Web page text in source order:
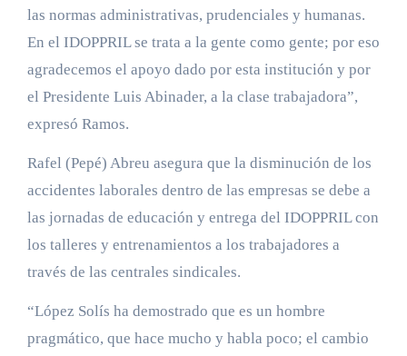
las normas administrativas, prudenciales y humanas.
En el IDOPPRIL se trata a la gente como gente; por eso
agradecemos el apoyo dado por esta institución y por
el Presidente Luis Abinader, a la clase trabajadora”,
expresó Ramos.
Rafel (Pepé) Abreu asegura que la disminución de los
accidentes laborales dentro de las empresas se debe a
las jornadas de educación y entrega del IDOPPRIL con
los talleres y entrenamientos a los trabajadores a
través de las centrales sindicales.
“López Solís ha demostrado que es un hombre
pragmático, que hace mucho y habla poco; el cambio